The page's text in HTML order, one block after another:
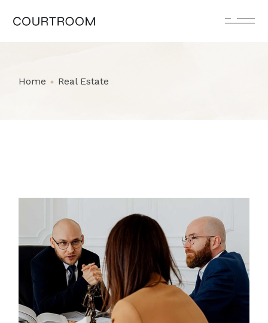
the
Home Real Estate